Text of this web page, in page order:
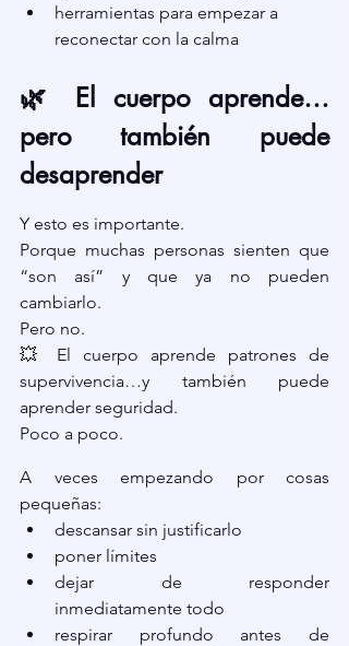
herramientas para empezar a
reconectar con la calma
🌿 El cuerpo aprende…
pero también puede
desaprender
Y esto es importante.
Porque muchas personas sienten que
“son así” y que ya no pueden
cambiarlo.
Pero no.
💥 El cuerpo aprende patrones de
supervivencia…y también puede
aprender seguridad.
Poco a poco.
A veces empezando por cosas
pequeñas:
descansar sin justificarlo
poner límites
dejar de responder
inmediatamente todo
respirar profundo antes de